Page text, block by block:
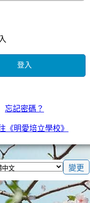
忘記密碼？
《明愛培立學校》